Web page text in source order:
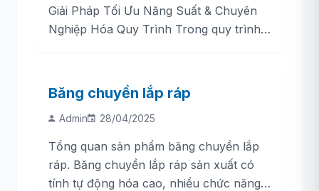
Giải Pháp Tối Ưu Năng Suất & Chuyên
Nghiệp Hóa Quy Trình Trong quy trình
Băng chuyền lắp ráp
Admin 28/04/2025
Tổng quan sản phẩm băng chuyền lắp
ráp. Băng chuyền lắp ráp sản xuất có
tính tự động hóa cao, nhiều chức năng,